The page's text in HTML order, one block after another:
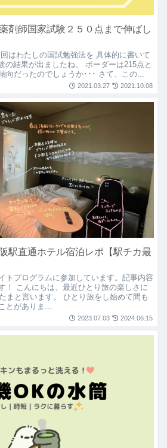
剤師国家試験２５０点まで伸ばし
はわたしの国試勉強法を 具体的に書いて
の結果が出ましたね。 ボーダーは215点と
向だったのでしょうか･･･ さて、この...
2021.03.27 2021.10.08
駅直通ホテル宿泊レポ【駅チカ最
トプログラムに参加しています。記事内容
！ こんにちは、最近ひとり旅の楽しさに
まと言います。 ひとり旅をし始めて間も
とがありま...
2023.07.03 2024.06.15